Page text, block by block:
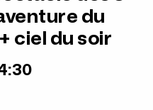
du
ciel du soir